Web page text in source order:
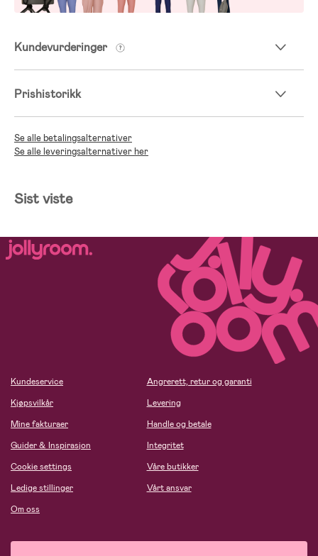
Kundevurderinger
Prishistorikk
Se alle betalingsalternativer
Se alle leveringsalternativer her
Sist viste
Kundeservice
Kjøpsvilkår
Mine fakturaer
Guider & Inspirasjon
Cookie settings
Ledige stillinger
Om oss
Angrerett, retur og garanti
Levering
Handle og betale
Integritet
Våre butikker
Vårt ansvar